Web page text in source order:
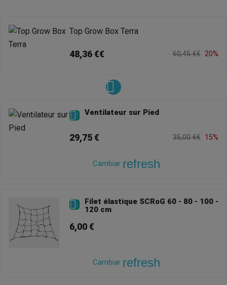
Top Grow Box Terra
48,36 €€ 60,45 €€ 20%
 Ventilateur sur Pied
29,75 € 35,00 €€ 15%
Cambiar refresh

Filet élastique SCRoG 60 - 80 - 100 -
120 cm
6,00 €
Cambiar refresh